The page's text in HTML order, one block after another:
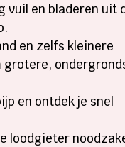
vuil en bladeren uit
en zelfs kleinere
en ontdek je snel
loodgieter